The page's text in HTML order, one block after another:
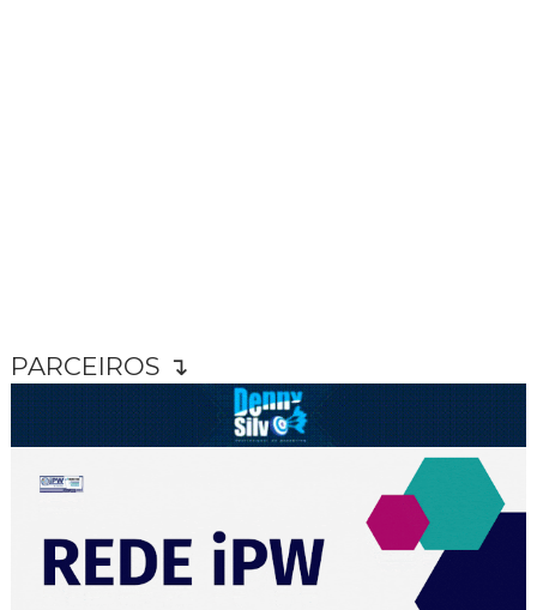
PARCEIROS ↴